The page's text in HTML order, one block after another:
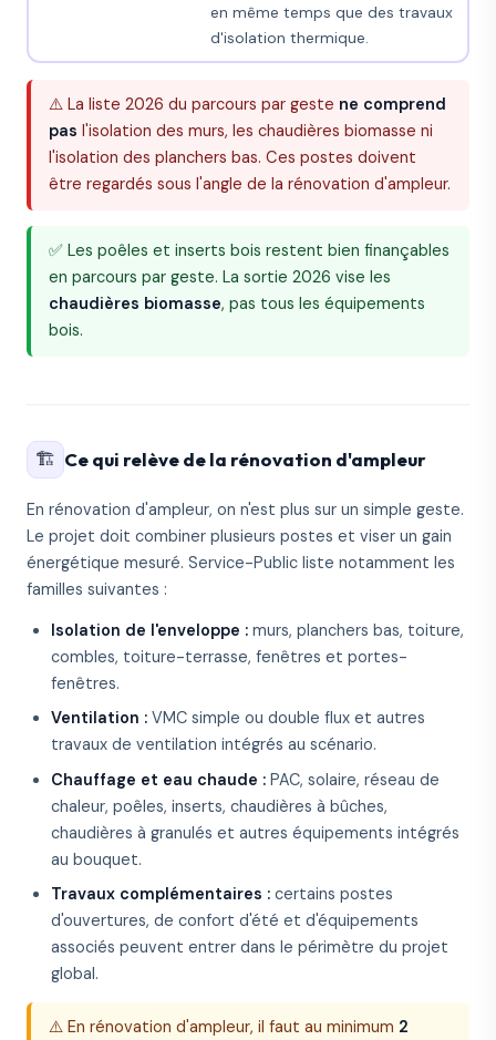
en même temps que des travaux
d'isolation thermique.
⚠️ La liste 2026 du parcours par geste ne comprend
pas l'isolation des murs, les chaudières biomasse ni
l'isolation des planchers bas. Ces postes doivent
être regardés sous l'angle de la rénovation d'ampleur.
✅ Les poêles et inserts bois restent bien finançables
en parcours par geste. La sortie 2026 vise les
chaudières biomasse, pas tous les équipements
bois.
🏗️ Ce qui relève de la rénovation d'ampleur
En rénovation d'ampleur, on n'est plus sur un simple geste.
Le projet doit combiner plusieurs postes et viser un gain
énergétique mesuré. Service-Public liste notamment les
familles suivantes :
Isolation de l'enveloppe : murs, planchers bas, toiture,
combles, toiture-terrasse, fenêtres et portes-
fenêtres.
Ventilation : VMC simple ou double flux et autres
travaux de ventilation intégrés au scénario.
Chauffage et eau chaude : PAC, solaire, réseau de
chaleur, poêles, inserts, chaudières à bûches,
chaudières à granulés et autres équipements intégrés
au bouquet.
Travaux complémentaires : certains postes
d'ouvertures, de confort d'été et d'équipements
associés peuvent entrer dans le périmètre du projet
global.
⚠️ En rénovation d'ampleur, il faut au minimum 2